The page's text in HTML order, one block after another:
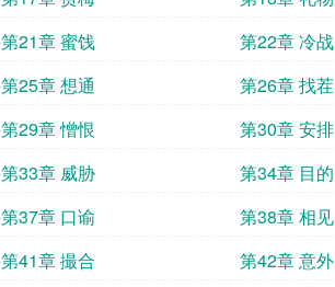
第21章 蜜饯
第22章 冷战
第25章 想通
第26章 找茬
第29章 憎恨
第30章 安排
第33章 威胁
第34章 目的
第37章 口谕
第38章 相见
第41章 撮合
第42章 意外